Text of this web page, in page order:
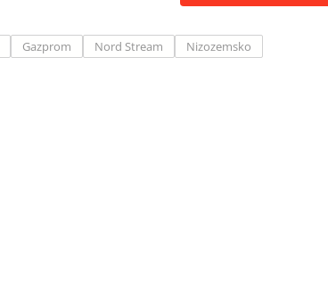
Gazprom Nord Stream
Nizozemsko